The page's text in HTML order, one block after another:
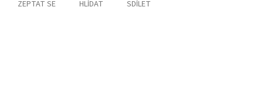
ZEPTAT SE HLÍDAT SDÍLET